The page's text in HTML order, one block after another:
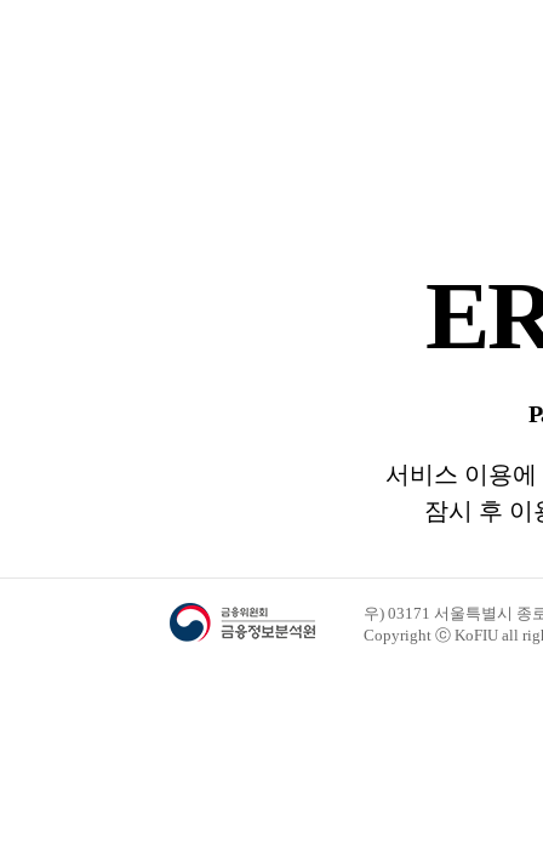
서비스 이용
잠시 후 이
우) 03171 서울특별시 종
Copyright ⓒ KoFIU all